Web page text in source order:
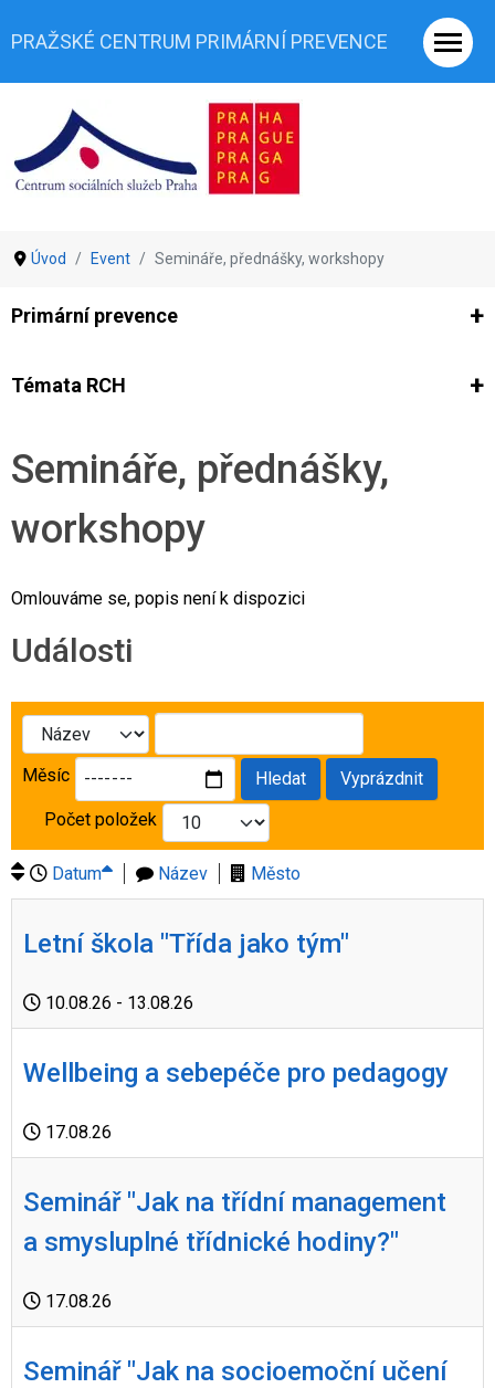
PRAŽSKÉ CENTRUM PRIMÁRNÍ PREVENCE
Úvod Event Semináře, přednášky, workshopy
Primární prevence
Ze světa prevence
Témata RCH
Co je rizikové chování (RCH) Agrese a šikana
Semináře, přednášky,
workshopy
Omlouváme se, popis není k dispozici
Události
Měsíc Hledat
Vyprázdnit
Počet položek
Datum Název Město
Letní škola "Třída jako tým"
10.08.26 - 13.08.26
Wellbeing a sebepéče pro pedagogy
17.08.26
Seminář "Jak na třídní management
a smysluplné třídnické hodiny?"
17.08.26
Seminář "Jak na socioemoční učení